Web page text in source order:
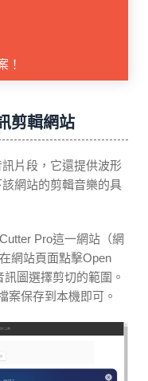
！
剪輯網站
片段，它還提供波形
網站的剪輯音樂的具
Pro這一網站（網
網站頁面點擊Open
圖選擇剪切的範圍。
案保存到本機即可。